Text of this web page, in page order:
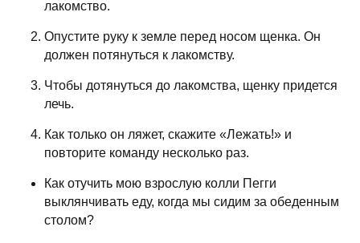
лакомство.
Опустите руку к земле перед носом щенка. Он
должен потянуться к лакомству.
Чтобы дотянуться до лакомства, щенку придется
лечь.
Как только он ляжет, скажите «Лежать!» и
повторите команду несколько раз.
Как отучить мою взрослую колли Пегги
выклянчивать еду, когда мы сидим за обеденным
столом?